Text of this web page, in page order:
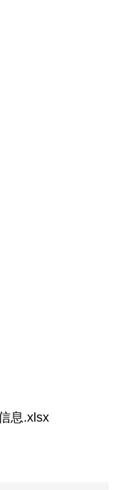
息.xlsx